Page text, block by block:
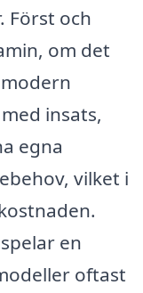
Först och
om det
insats,
egna
vilket i
en
oftast